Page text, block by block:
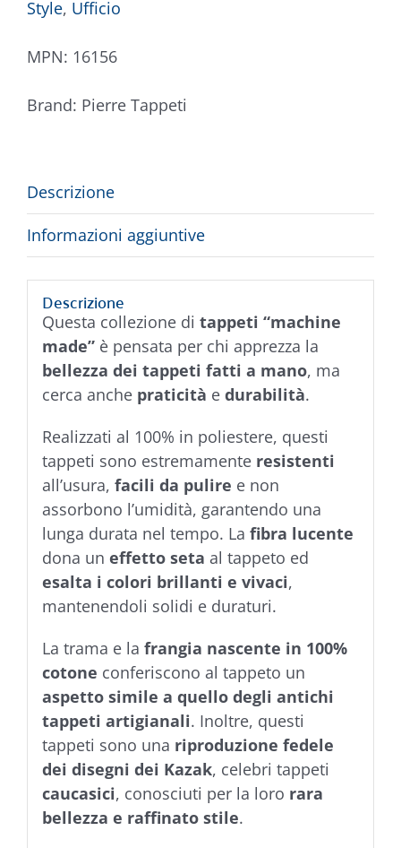
Style, Ufficio
MPN: 16156
Brand: Pierre Tappeti
Descrizione
Informazioni aggiuntive
Descrizione
Questa collezione di tappeti “machine
made”è pensata per chi apprezza la
bellezza dei tappeti fatti a mano, ma
cerca anche praticità e durabilità.
Realizzati al 100% in poliestere, questi
tappeti sono estremamente resistenti
all’usura, facili da pulire e non
assorbono l’umidità, garantendo una
lunga durata nel tempo. La fibra lucente
dona un effetto seta al tappeto ed
esalta i colori brillanti e vivaci,
mantenendoli solidi e duraturi.
La trama e la frangia nascente in 100%
cotone conferiscono al tappeto un
aspetto simile a quello degli antichi
tappeti artigianali. Inoltre, questi
tappeti sono una riproduzione fedele
dei disegni dei Kazak, celebri tappeti
caucasici, conosciuti per la loro rara
bellezza e raffinato stile.